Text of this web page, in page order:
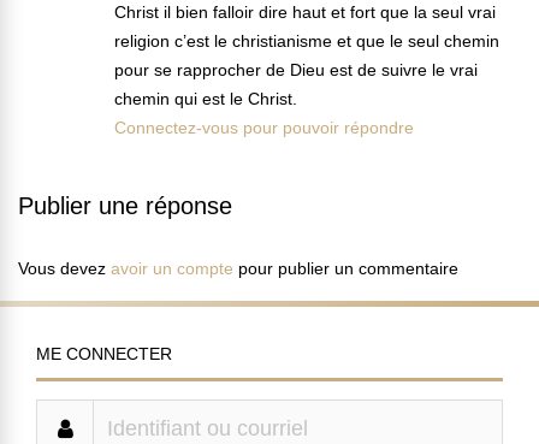
Christ il bien falloir dire haut et fort que la seul vrai
religion c’est le christianisme et que le seul chemin
pour se rapprocher de Dieu est de suivre le vrai
chemin qui est le Christ.
Connectez-vous pour pouvoir répondre
Publier une réponse
Vous devez avoir un compte pour publier un commentaire
ME CONNECTER